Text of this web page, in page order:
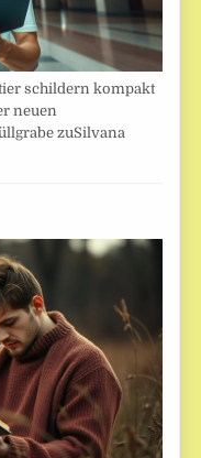
schildern kompakt
neuen
zuSilvana